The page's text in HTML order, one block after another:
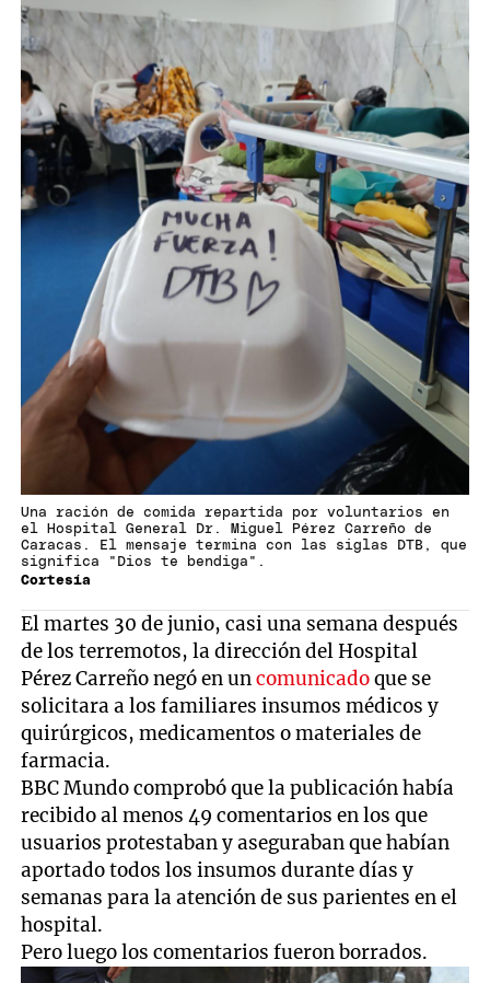
Cortesía
Una ración de comida repartida por voluntarios en
el Hospital General Dr. Miguel Pérez Carreño de
Caracas. El mensaje termina con las siglas DTB, que
significa "Dios te bendiga".
El martes 30 de junio, casi una semana después
de los terremotos, la dirección del Hospital
Pérez Carreño negó en uncomunicadoque se
solicitara a los familiares insumos médicos y
quirúrgicos, medicamentos o materiales de
farmacia.
BBC Mundo comprobó que la publicación había
recibido al menos 49 comentarios en los que
usuarios protestaban y aseguraban que habían
aportado todos los insumos durante días y
semanas para la atención de sus parientes en el
hospital.
Pero luego los comentarios fueron borrados.